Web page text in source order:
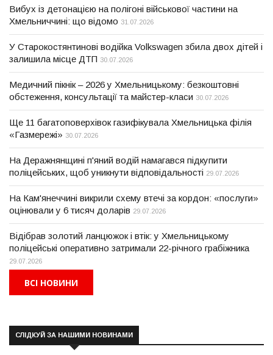
Вибух із детонацією на полігоні військової частини на
Хмельниччині: що відомо 31.07.2026
У Старокостянтинові водійка Volkswagen збила двох дітей і
залишила місце ДТП 30.07.2026
Медичний пікнік – 2026 у Хмельницькому: безкоштовні
обстеження, консультації та майстер-класи 30.07.2026
Ще 11 багатоповерхівок газифікувала Хмельницька філія
«Газмережі» 30.07.2026
На Деражнянщині п'яний водій намагався підкупити
поліцейських, щоб уникнути відповідальності 29.07.2026
На Кам'янеччині викрили схему втечі за кордон: «послуги»
оцінювали у 6 тисяч доларів 29.07.2026
Відібрав золотий ланцюжок і втік: у Хмельницькому
поліцейські оперативно затримали 22-річного грабіжника
29.07.2026
ВСІ НОВИНИ
СЛІДКУЙ ЗА НАШИМИ НОВИНАМИ